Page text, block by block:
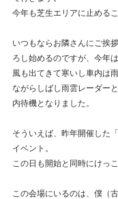
今年も芝生エリアに止める
いつもならお隣さんにご挨
ろし始めるのですが、今年
風も出てきて寒いし車内は
ながらしばし雨雲レーダー
内待機となりました。
そういえば、昨年開催した「
イベント。
この日も開始と同時にけっ
この会場にいるのは、僕（